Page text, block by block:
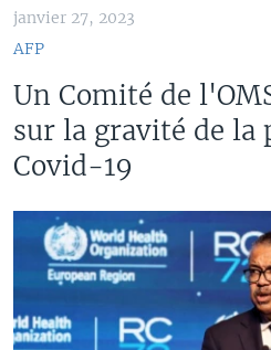
janvier 27, 2023
AFP
Un Comité de
sur la gravité de la
Covid-19